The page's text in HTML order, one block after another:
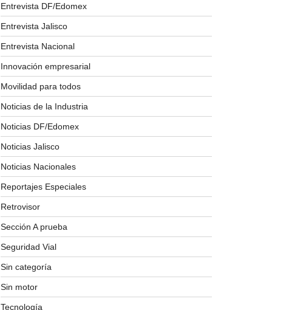
Entrevista DF/Edomex
Entrevista Jalisco
Entrevista Nacional
Innovación empresarial
Movilidad para todos
Noticias de la Industria
Noticias DF/Edomex
Noticias Jalisco
Noticias Nacionales
Reportajes Especiales
Retrovisor
Sección A prueba
Seguridad Vial
Sin categoría
Sin motor
Tecnología